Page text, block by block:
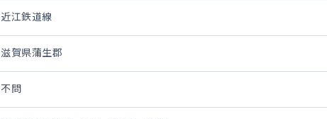
近江鉄道線
滋賀県蒲生郡
不問